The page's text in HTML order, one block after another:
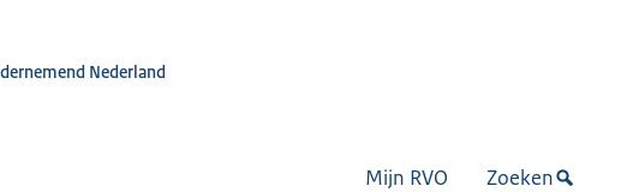
Nederland
Mijn RVO Zoeken